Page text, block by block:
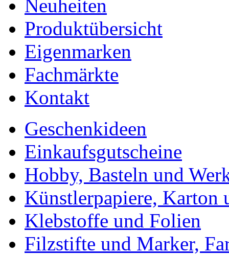
Neuheiten
Produktübersicht
Eigenmarken
Fachmärkte
Kontakt
Geschenkideen
Einkaufsgutscheine
Hobby, Basteln und
Künstlerpapiere, Karton
Klebstoffe und Folien
Filzstifte und Marker,